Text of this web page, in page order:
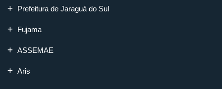
Prefeitura de Jaraguá do Sul
Fujama
ASSEMAE
Aris